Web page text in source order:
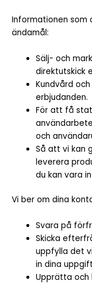
Informationen som
ändamål:
Sälj- och
direktutskick
Kundvård
erbjudanden.
För att få
och
Så att vi kan
leverera
du kan vara
Vi ber om dina
Svara på
Skicka
uppfylla det
in dina
Upprätta och